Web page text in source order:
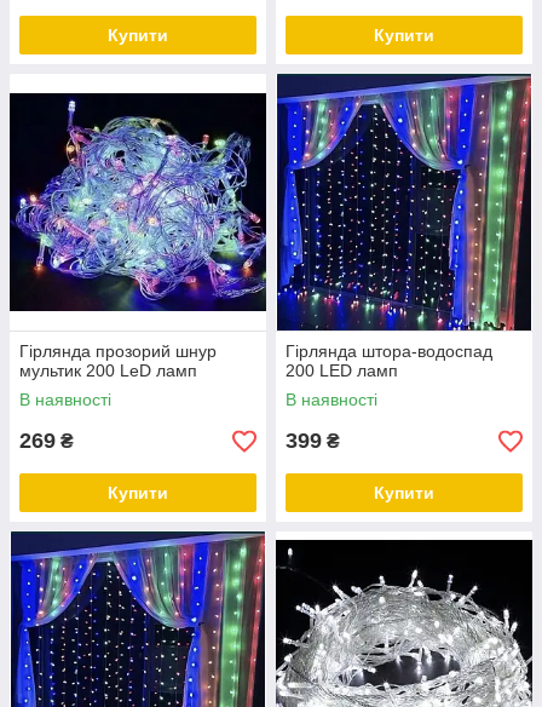
Купити Купити
Гірлянда прозорий шнур
мультик 200 LeD ламп
В наявності
269 ₴
Купити
Гірлянда штора-водоспад
200 LED ламп
В наявності
399 ₴
Купити